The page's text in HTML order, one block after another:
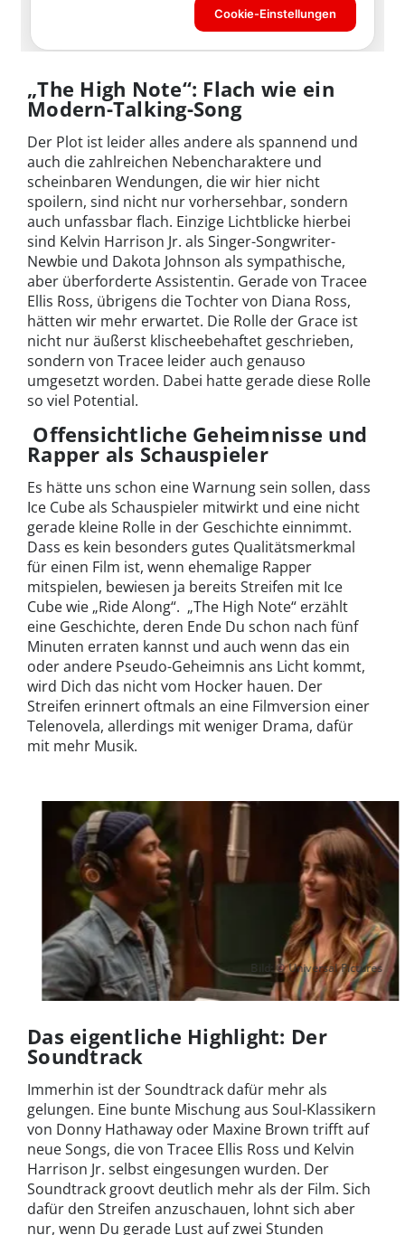
„The High Note“: Flach wie ein
Modern-Talking-Song
Der Plot ist leider alles andere als spannend und
auch die zahlreichen Nebencharaktere und
scheinbaren Wendungen, die wir hier nicht
spoilern, sind nicht nur vorhersehbar, sondern
auch unfassbar flach. Einzige Lichtblicke hierbei
sind Kelvin Harrison Jr. als Singer-Songwriter-
Newbie und Dakota Johnson als sympathische,
aber überforderte Assistentin. Gerade von Tracee
Ellis Ross, übrigens die Tochter von Diana Ross,
hätten wir mehr erwartet. Die Rolle der Grace ist
nicht nur äußerst klischeebehaftet geschrieben,
sondern von Tracee leider auch genauso
umgesetzt worden. Dabei hatte gerade diese Rolle
so viel Potential.
Offensichtliche Geheimnisse und
Rapper als Schauspieler
Es hätte uns schon eine Warnung sein sollen, dass
Ice Cube als Schauspieler mitwirkt und eine nicht
gerade kleine Rolle in der Geschichte einnimmt.
Dass es kein besonders gutes Qualitätsmerkmal
für einen Film ist, wenn ehemalige Rapper
mitspielen, bewiesen ja bereits Streifen mit Ice
Cube wie „Ride Along“. „The High Note“ erzählt
eine Geschichte, deren Ende Du schon nach fünf
Minuten erraten kannst und auch wenn das ein
oder andere Pseudo-Geheimnis ans Licht kommt,
wird Dich das nicht vom Hocker hauen. Der
Streifen erinnert oftmals an eine Filmversion einer
Telenovela, allerdings mit weniger Drama, dafür
mit mehr Musik.
Bild: © Universal Pictures
Das eigentliche Highlight: Der
Soundtrack
Immerhin ist der Soundtrack dafür mehr als
gelungen. Eine bunte Mischung aus Soul-Klassikern
von Donny Hathaway oder Maxine Brown trifft auf
neue Songs, die von Tracee Ellis Ross und Kelvin
Harrison Jr. selbst eingesungen wurden. Der
Soundtrack groovt deutlich mehr als der Film. Sich
dafür den Streifen anzuschauen, lohnt sich aber
nur, wenn Du gerade Lust auf zwei Stunden